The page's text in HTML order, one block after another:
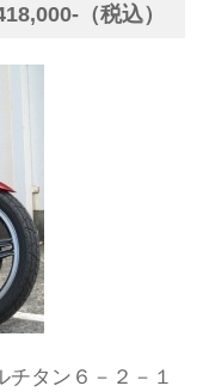
（税込）
タン６－２－１